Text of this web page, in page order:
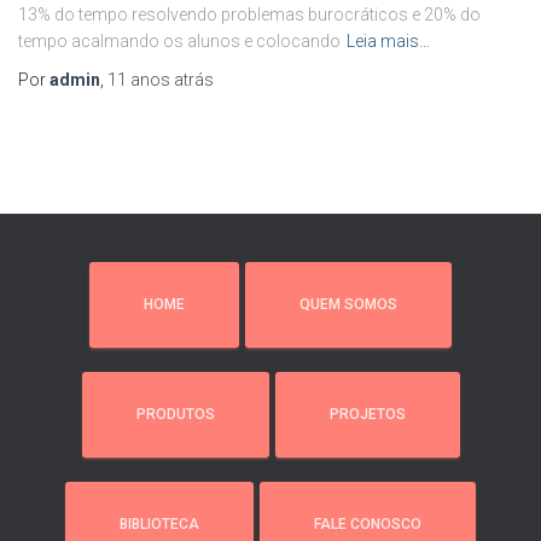
13% do tempo resolvendo problemas burocráticos e 20% do
tempo acalmando os alunos e colocando
Leia mais…
Poradmin 11 anos atrás
HOME QUEM SOMOS
PRODUTOS PROJETOS
BIBLIOTECA FALE CONOSCO